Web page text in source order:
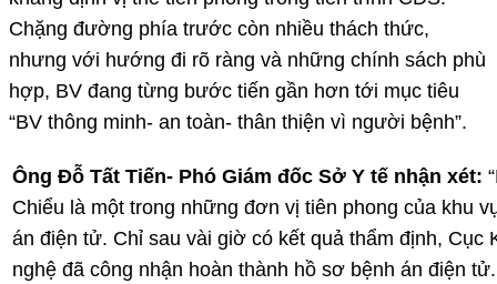
Chặng đường phía trước còn nhiều thách thức,
nhưng với hướng đi rõ ràng và những chính sách phù
hợp, BV đang từng bước tiến gần hơn tới mục tiêu
“BV thông minh- an toàn- thân thiện vì người bệnh”.
Ông Đỗ Tất Tiến- Phó Giám đốc Sở Y tế nhận xét:
Chiểu là một trong những đơn vị tiên phong của khu
án điện tử. Chỉ sau vài giờ có kết quả thẩm định, Cục
nghệ đã công nhận hoàn thành hồ sơ bệnh án điện